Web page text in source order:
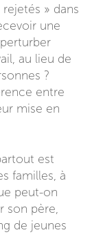
» dans
une
au lieu de
?
entre
mise en
est
familles, à
peut-on
son père,
de jeunes